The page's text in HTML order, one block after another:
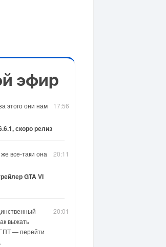
эфир
17:56
этого они нам
скоро релиз
20:11
все-таки она
GTA VI
20:01
выжать
— перейти